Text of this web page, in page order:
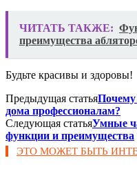
ЧИТАТЬ ТАКЖЕ:
преимущества
Будьте красивы и здоровы!
Предыдущая статьяПочему
дома профессионалам?
Следующая статьяУмные
функции и преимущества
ЭТО МОЖЕТ БЫТЬ